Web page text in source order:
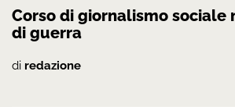
Corso di giornalismo sociale
di guerra
di redazione